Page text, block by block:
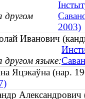
2003)
Иванович
языке:
Яцэкаўна (нар.
Александрович